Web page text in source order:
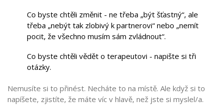
Co byste chtěli změnit - ne třeba „být šťastný“, ale
třeba „nebýt tak zlobivý k partnerovi“ nebo „nemít
pocit, že všechno musím sám zvládnout“.
Co byste chtěli vědět o terapeutovi - napište si tři
otázky.
Nemusíte si to přinést. Necháte to na místě. Ale když si to
napíšete, zjistíte, že máte víc v hlavě, než jste si myslel/a.